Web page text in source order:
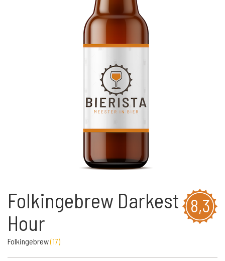
8,3
Folkingebrew Darkest
Hour
Folkingebrew(17)